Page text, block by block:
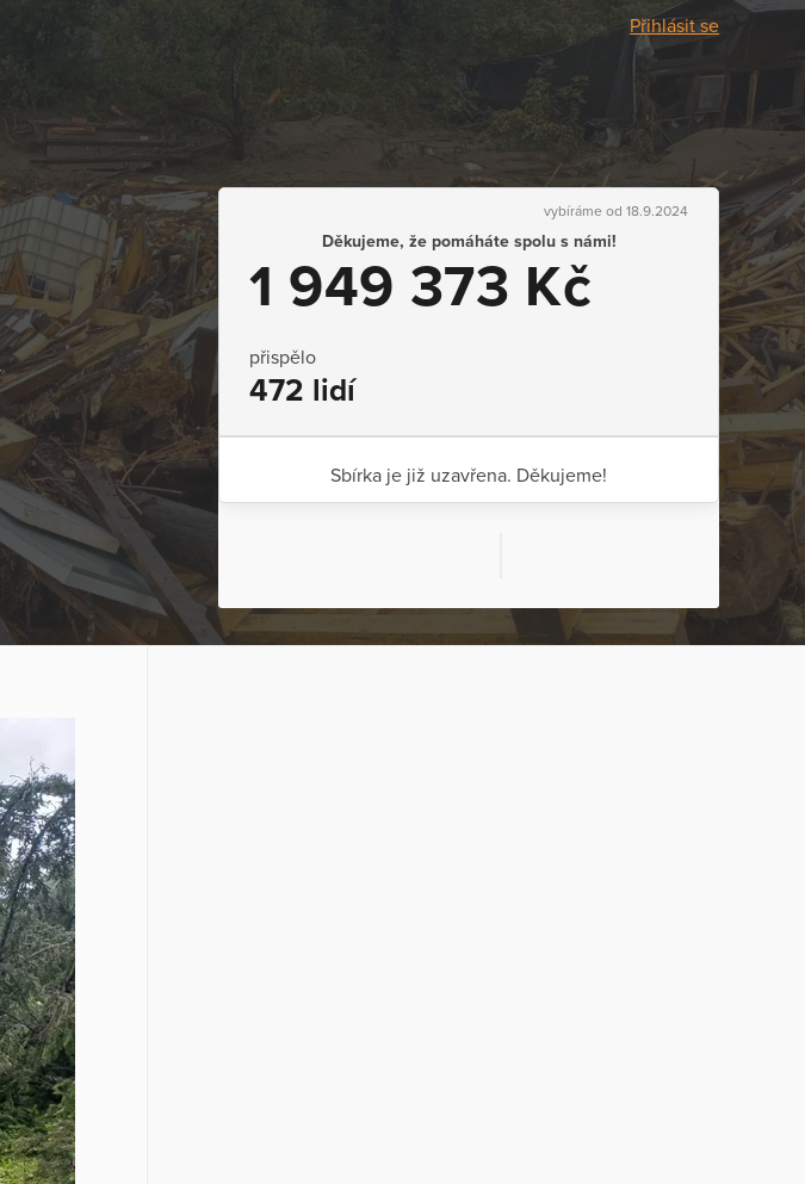
Přihlásit se
vybíráme od 18.9.2024
Děkujeme, že pomáháte spolu s námi!
1 949 373 Kč
přispělo
472 lidí
Sbírka je již uzavřena. Děkujeme!